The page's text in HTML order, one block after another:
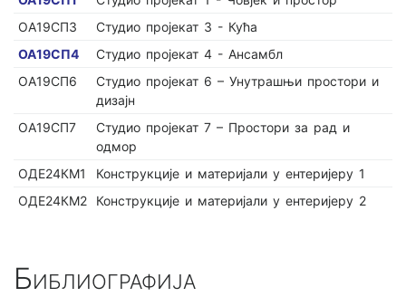
ОА19СП3
Студио пројекат 3 - Кућа
ОА19СП4
Студио пројекат 4 - Ансамбл
ОА19СП6
Студио пројекат 6 – Унутрашњи простори и
дизајн
ОА19СП7
Студио пројекат 7 – Простори за рад и
одмор
ОДЕ24КМ1
Конструкције и материјали у ентеријеру 1
ОДЕ24КМ2
Конструкције и материјали у ентеријеру 2
Библиографија